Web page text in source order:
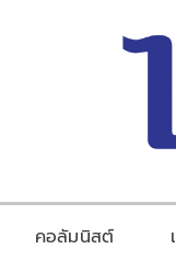
คอลัมนิสต์